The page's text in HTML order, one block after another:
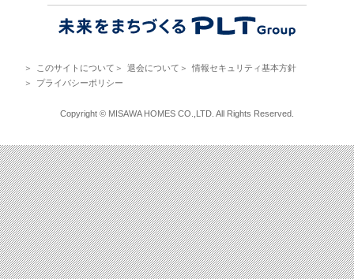
＞ このサイトについて ＞ 退会について ＞
情報セキュリティ基本方針
＞
プライバシーポリシー
Copyright © MISAWA HOMES CO.,LTD. All Rights Reserved.